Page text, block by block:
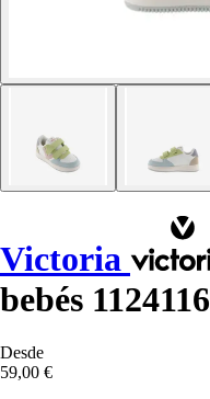
Victoria
bebés 1124116
Desde
59,00 €